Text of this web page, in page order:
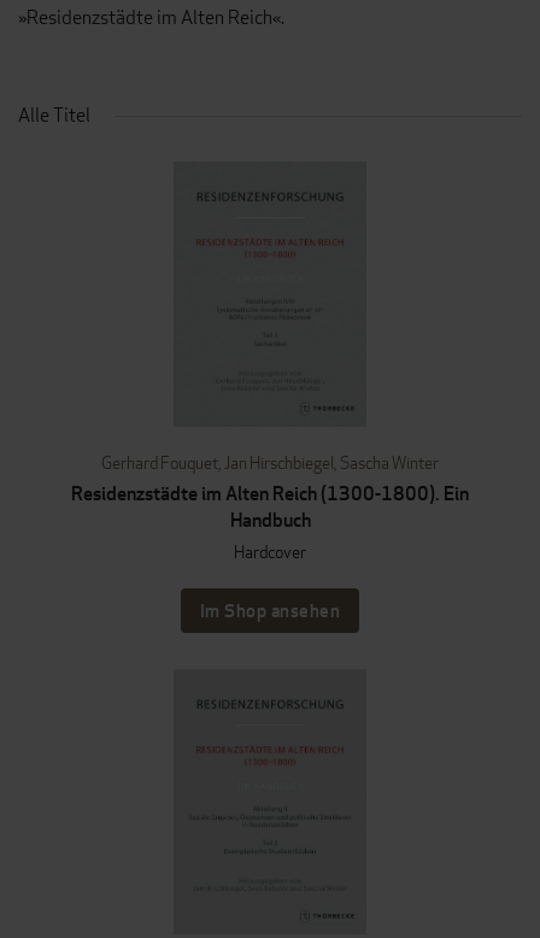
»Residenzstädte im Alten Reich«.
Alle Titel
Gerhard Fouquet, Jan Hirschbiegel, Sascha Winter
Residenzstädte im Alten Reich (1300-1800). Ein
Handbuch
Hardcover
Im Shop ansehen